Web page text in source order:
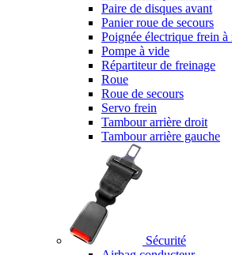
Paire de disques avant
Panier roue de secours
Poignée électrique frein à
Pompe à vide
Répartiteur de freinage
Roue
Roue de secours
Servo frein
Tambour arrière droit
Tambour arrière gauche
Sécurité